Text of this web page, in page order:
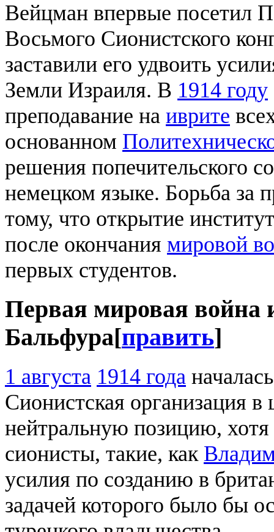
Вейцман впервые посетил
Восьмого Сионистского
заставили его удвоить
Земли Израиля. В 1914 году
преподавание на иврите
основанном
решения попечительского
немецком языке. Борьба за
тому, что открытие
после окончания мировой
первых студентов.
Первая мировая война
Бальфура[править]
1 августа 1914 года
Сионистская организация в
нейтральную позицию,
сионисты, такие, как
усилия по созданию в
задачей которого было бы